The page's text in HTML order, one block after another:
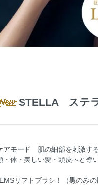
STELLA ステ
アモード 肌の細部を刺激す
体・美しい髪・頭皮へと導
リフトブラシ！（黒のみの